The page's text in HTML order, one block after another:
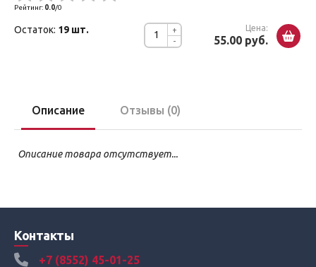
Рейтинг: 0.0/0
-
+ Цена:
55.00 руб.
Остаток: 19 шт.
Описание Отзывы (0)
Описание товара отсутствует...
Контакты
+7 (8552) 45-01-25